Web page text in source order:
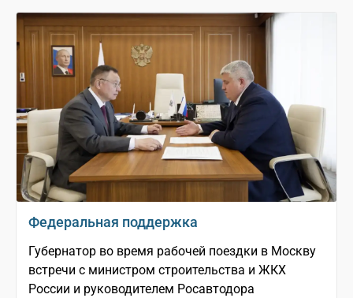
Федеральная поддержка
Губернатор во время рабочей поездки в Москву
встречи с министром строительства и ЖКХ
России и руководителем Росавтодора